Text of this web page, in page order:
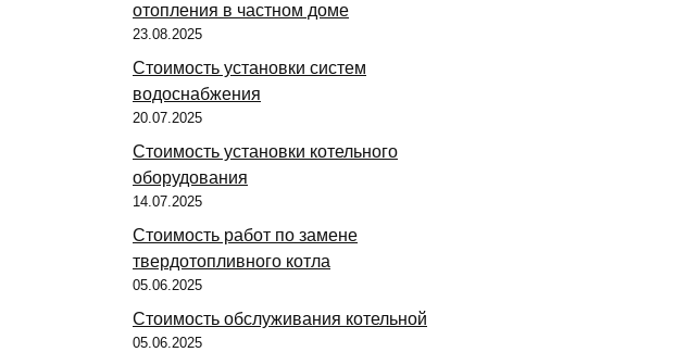
отопления в частном доме
23.08.2025
Стоимость установки систем
водоснабжения
20.07.2025
Стоимость установки котельного
оборудования
14.07.2025
Стоимость работ по замене
твердотопливного котла
05.06.2025
Стоимость обслуживания котельной
05.06.2025